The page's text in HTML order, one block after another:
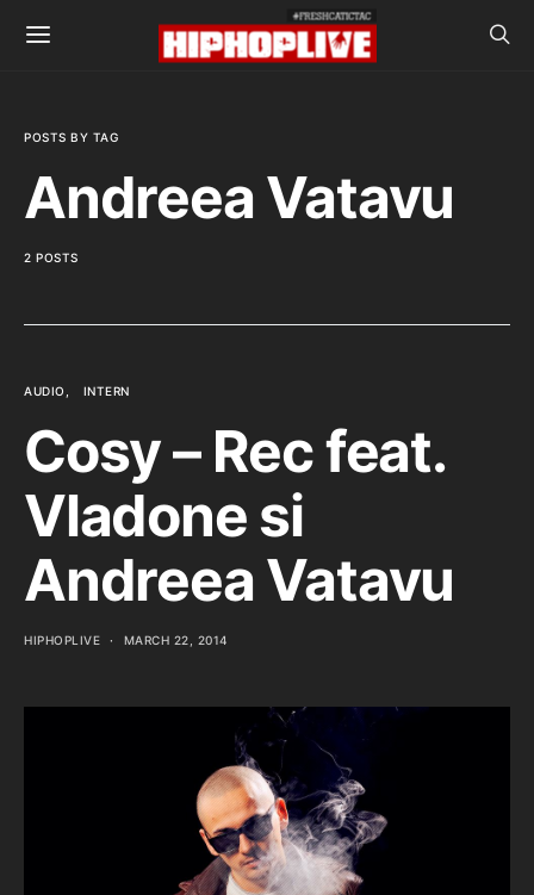
POSTS BY TAG
Andreea Vatavu
2 POSTS
AUDIO INTERN
Cosy – Rec feat.
Vladone si
Andreea Vatavu
HIPHOPLIVE MARCH 22, 2014